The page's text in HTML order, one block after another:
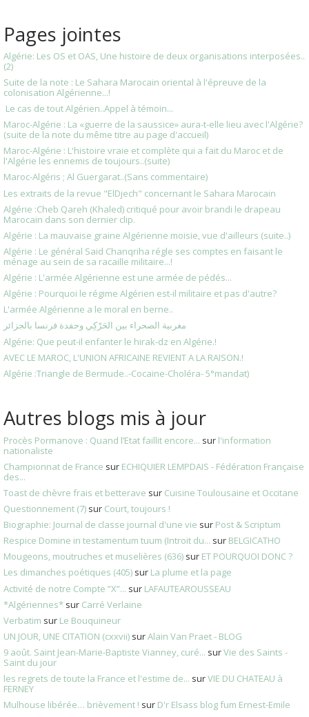
Pages jointes
Algérie: Les OS et OAS, Une histoire de deux organisations interposées..
(2)
Suite de la note : Le Sahara Marocain oriental à l'épreuve de la
colonisation Algérienne...!
Le cas de tout Algérien..Appel à témoin...
Maroc-Algérie : La «guerre de la saussice» aura-t-elle lieu avec l'Algérie?
(suite de la note du même titre au page d'accueil)
Maroc-Algérie : L'histoire vraie et complète qui a fait du Maroc et de
l'Algérie les ennemis de toujours..(suite)
Maroc-Algéris ; Al Guergarat..(Sans commentaire)
Les extraits de la revue "ElDjech" concernant le Sahara Marocain
Algérie :Cheb Qareh (Khaled) critiqué pour avoir brandi le drapeau
Marocain dans son dernier clip.
Algérie : La mauvaise graine Algérienne moisie, vue d'ailleurs (suite..)
Algérie : Le général Said Chanqriha régle ses comptes en faisant le
ménage au sein de sa racaille militaire...!
Algérie : L'armée Algérienne est une armée de pédés...
Algérie : Pourquoi le régime Algérien est-il militaire et pas d'autre?
L'armée Algérienne a le moral en berne..
مغربية الصحراء بين الحَرْكِي وحفدة فرنسا بالجزائر
Algérie: Que peut-il enfanter le hirak-dz en Algérie.!
AVEC LE MAROC, L'UNION AFRICAINE REVIENT A LA RAISON.!
Algérie :Triangle de Bermude..-Cocaine-Choléra- 5°mandat)
Autres blogs mis à jour
Procès Pormanove : Quand l’Etat faillit encore... sur l'information
nationaliste
Championnat de France sur ECHIQUIER LEMPDAIS - Fédération Française
des...
Toast de chèvre frais et betterave sur Cuisine Toulousaine et Occitane
Questionnement (7) sur Court, toujours !
Biographie: Journal de classe journal d'une vie sur Post & Scriptum
Respice Domine in testamentum tuum (Introit du... sur BELGICATHO
Mougeons, moutruches et muselières (636) sur ET POURQUOI DONC ?
Les dimanches poétiques (405) sur La plume et la page
Activité de notre Compte ”X”... sur LAFAUTEAROUSSEAU
*Algériennes* sur Carré Verlaine
Verbatim sur Le Bouquineur
UN JOUR, UNE CITATION (cxxvii) surAlain Van Praet - BLOG
9 août. Saint Jean-Marie-Baptiste Vianney, curé... surVie des Saints -
Saint du jour
les regrets de toute la France et l'estime de... surVIE DU CHATEAU à
FERNEY
Mulhouse libérée… brièvement ! sur D'r Elsass blog fum Ernest-Emile